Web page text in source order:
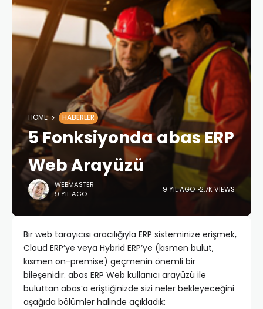
HOME HABERLER
5 Fonksiyonda abas ERP
Web Arayüzü
WEBMASTER
9 YIL AGO
9 YIL AGO 2,7K VIEWS
Bir web tarayıcısı aracılığıyla ERP sisteminize erişmek,
Cloud ERP’ye veya Hybrid ERP’ye (kısmen bulut,
kısmen on-premise) geçmenin önemli bir
bileşenidir. abas ERP Web kullanıcı arayüzü ile
buluttan abas’a eriştiğinizde sizi neler bekleyeceğini
aşağıda bölümler halinde açıkladık: